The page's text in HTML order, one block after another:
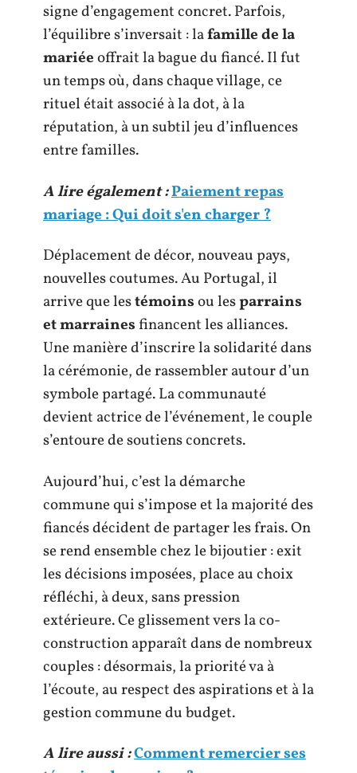
signe d’engagement concret. Parfois,
l’équilibre s’inversait : lafamille de la
mariéeoffrait la bague du fiancé. Il fut
un temps où, dans chaque village, ce
rituel était associé à la dot, à la
réputation, à un subtil jeu d’influences
entre familles.
A lire également :Paiement repas
mariage : Qui doit s'en charger ?
Déplacement de décor, nouveau pays,
nouvelles coutumes. Au Portugal, il
arrive que lestémoinsou lesparrains
et marrainesfinancent les alliances.
Une manière d’inscrire la solidarité dans
la cérémonie, de rassembler autour d’un
symbole partagé. La communauté
devient actrice de l’événement, le couple
s’entoure de soutiens concrets.
Aujourd’hui, c’est la démarche
commune qui s’impose et la majorité des
fiancés décident de partager les frais. On
se rend ensemble chez le bijoutier : exit
les décisions imposées, place au choix
réfléchi, à deux, sans pression
extérieure. Ce glissement vers la co-
construction apparaît dans de nombreux
couples : désormais, la priorité va à
l’écoute, au respect des aspirations et à la
gestion commune du budget.
A lire aussi :Comment remercier ses